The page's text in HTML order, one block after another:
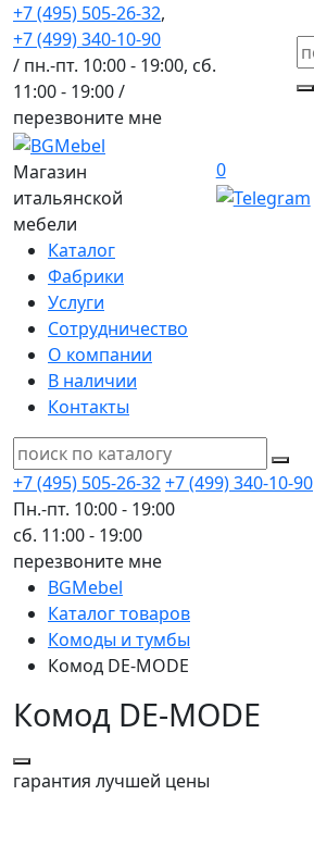
+7 (495) 505-26-32,
+7 (499) 340-10-90
/ пн.-пт. 10:00 - 19:00, сб.
11:00 - 19:00 /
перезвоните мне
Магазин
итальянской
мебели
0
Каталог
Фабрики
Услуги
Сотрудничество
О компании
В наличии
Контакты
+7 (495) 505-26-32+7 (499) 340-10-90
Пн.-пт. 10:00 - 19:00
сб. 11:00 - 19:00
перезвоните мне
BGMebel
Каталог товаров
Комоды и тумбы
Комод DE-MODE
Комод DE-MODE
гарантия лучшей цены